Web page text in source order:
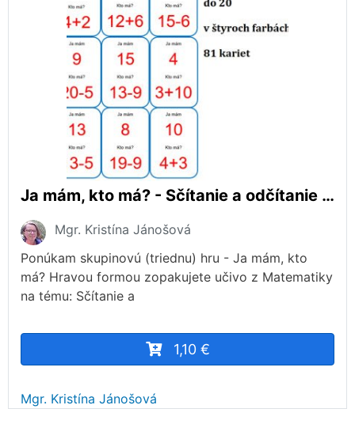
Ja mám, kto má? - Sčítanie a odčítanie do 20
Mgr. Kristína Jánošová
Ponúkam skupinovú (triednu) hru - Ja mám, kto
má? Hravou formou zopakujete učivo z Matematiky
na tému: Sčítanie a
1,10 €
Mgr. Kristína Jánošová